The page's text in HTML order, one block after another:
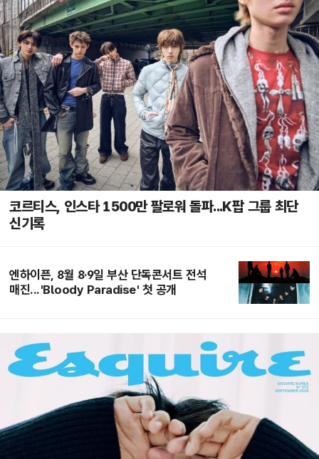
코르티스, 인스타 1500만 팔로워 돌파...K팝 그룹 최단
신기록
엔하이픈, 8월 8·9일 부산 단독콘서트 전석
매진...'Bloody Paradise' 첫 공개